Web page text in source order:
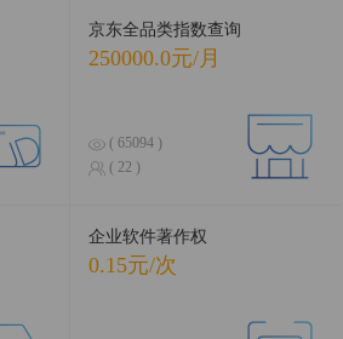
京东全品类指数查询
250000.0元/月
( 65094 )
( 22 )
企业软件著作权
0.15元/次